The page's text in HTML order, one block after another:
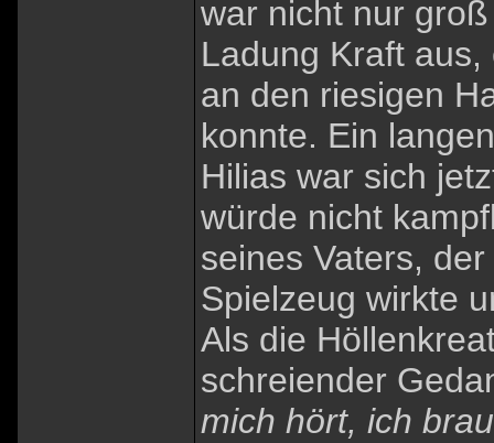
war nicht nur
Ladung Kraft
an den riesigen
konnte. Ein
Hilias war sich
würde nicht
seines Vaters,
Spielzeug wirkte
Als die
schreiender
mich hört, ich